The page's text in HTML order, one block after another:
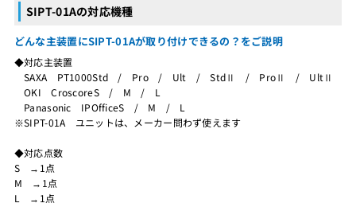
SIPT-01Aの対応機種
どんな主装置にSIPT-01Aが取り付けできるの？をご説明
◆対応主装置
SAXA PT1000Std / Pro / Ult / StdⅡ / ProⅡ / UltⅡ
OKI CroscoreS / M / L
Panasonic IPOfficeS / M / L
※SIPT-01A ユニットは、メーカー問わず使えます
◆対応点数
S →1点
M →1点
L →1点